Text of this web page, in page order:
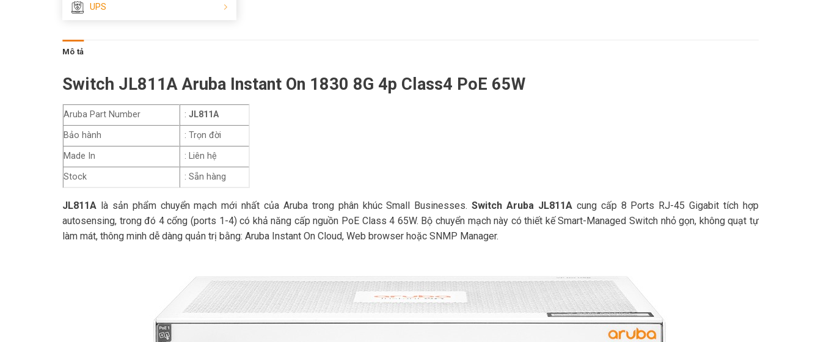
UPS
Mô tả
Switch JL811A Aruba Instant On 1830 8G 4p Class4 PoE 65W
Aruba Part Number :JL811A
Bảo hành
: Trọn đời
Made In
: Liên hệ
Stock
: Sẵn hàng
JL811A là sản phẩm chuyển mạch mới nhất của Aruba trong phân khúc Small Businesses.Switch Aruba JL811A cung cấp 8 Ports RJ-45 Gigabit tích hợp
autosensing, trong đó 4 cổng (ports 1-4) có khả năng cấp nguồn PoE Class 4 65W. Bộ chuyển mạch này có thiết kế Smart-Managed Switch nhỏ gọn, không quạt tự
làm mát, thông minh dễ dàng quản trị bằng: Aruba Instant On Cloud, Web browser hoặc SNMP Manager.